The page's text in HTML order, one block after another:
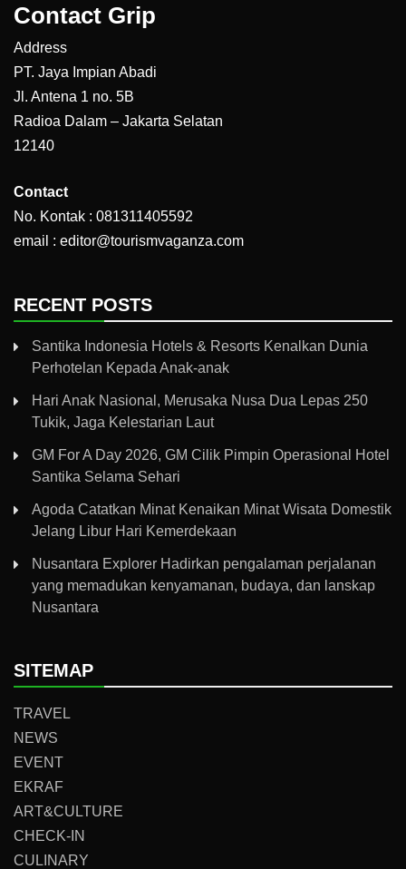
Contact Grip
Address
PT. Jaya Impian Abadi
Jl. Antena 1 no. 5B
Radioa Dalam – Jakarta Selatan
12140
Contact
No. Kontak : 081311405592
email : editor@tourismvaganza.com
RECENT POSTS
Santika Indonesia Hotels & Resorts Kenalkan Dunia
Perhotelan Kepada Anak-anak
Hari Anak Nasional, Merusaka Nusa Dua Lepas 250
Tukik, Jaga Kelestarian Laut
GM For A Day 2026, GM Cilik Pimpin Operasional Hotel
Santika Selama Sehari
Agoda Catatkan Minat Kenaikan Minat Wisata Domestik
Jelang Libur Hari Kemerdekaan
Nusantara Explorer Hadirkan pengalaman perjalanan
yang memadukan kenyamanan, budaya, dan lanskap
Nusantara
SITEMAP
TRAVEL
NEWS
EVENT
EKRAF
ART&CULTURE
CHECK-IN
CULINARY